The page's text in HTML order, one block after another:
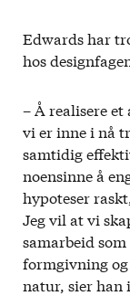
Edwards har
hos
– Å realisere
vi er inne i nå
samtidig
noensinne å
hypoteser
Jeg vil at vi
samarbeid
formgivning
natur, sier han